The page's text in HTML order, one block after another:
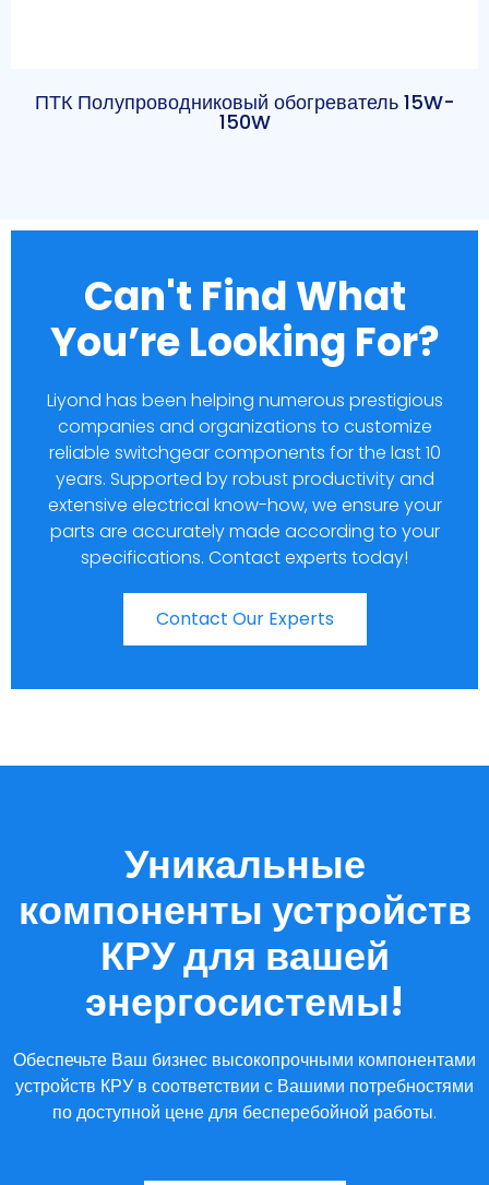
ПТК Полупроводниковый обогреватель 15W-
150W
Can't Find What
You’re Looking For?
Liyond has been helping numerous prestigious
companies and organizations to customize
reliable switchgear components for the last 10
years. Supported by robust productivity and
extensive electrical know-how, we ensure your
parts are accurately made according to your
specifications. Contact experts today!
Contact Our Experts
Уникальные
компоненты устройств
КРУ для вашей
энергосистемы!
Обеспечьте Ваш бизнес высокопрочными компонентами
устройств КРУ в соответствии с Вашими потребностями
по доступной цене для бесперебойной работы.